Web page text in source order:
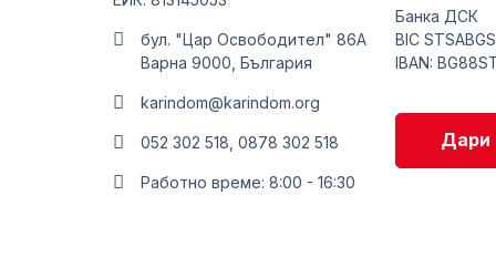
Водна терапия
Услуги за
бул. "Цар Освободител" 86А
Варна 9000, България
karindom@karindom.org
052 302 518, 0878 302 518
Работно време: 8:00 - 16:30
Банка ДСК
BIC
IBAN:
Дари